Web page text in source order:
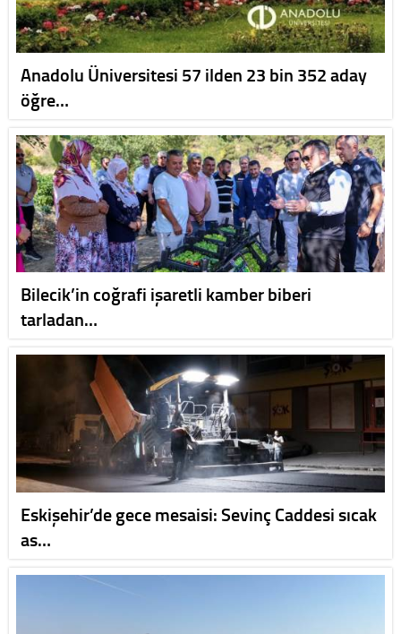
Anadolu Üniversitesi 57 ilden 23 bin 352 aday
öğre…
Bilecik’in coğrafi işaretli kamber biberi
tarladan…
Eskişehir’de gece mesaisi: Sevinç Caddesi sıcak
as…